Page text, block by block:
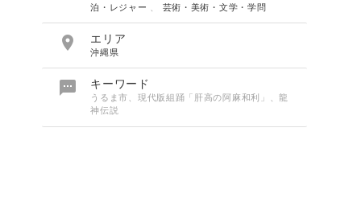
泊・レジャー
芸術・美術・文学・学問
 エリア
沖縄県
 キーワード
うるま市、現代版組踊「肝高の阿麻和利」、龍
神伝説